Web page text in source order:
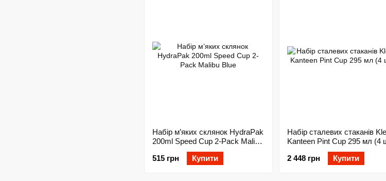
Набір м’яких склянок HydraPak
200ml Speed Cup 2-Pack Malibu
515 грн
Купити
Набір сталевих стаканів
Kanteen Pint Cup 295 мл (4
2 448 грн
Купити